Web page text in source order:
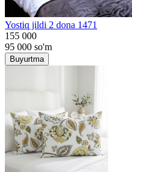
Yostiq jildi 2 dona 1471
155 000
95 000 so'm
Buyurtma